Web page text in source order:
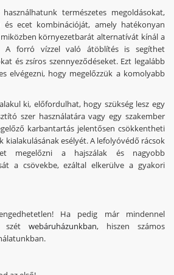
természetes megoldásokat,
és ecet kombinációját, amely hatékonyan
környezetbarát alternatívát kínál a
A forró vízzel való átöblítés is segíthet
és zsíros szennyeződéseket. Ezt legalább
elvégezni, hogy megelőzzük a komolyabb
ki, előfordulhat, hogy szükség lesz egy
szer használatára vagy egy szakember
karbantartás jelentősen csökkentheti
kialakulásának esélyét. A lefolyóvédő rácsok
megelőzni a hajszálak és nagyobb
a csövekbe, ezáltal elkerülve a gyakori
Ha pedig már mindennel
szét webáruházunkban, hiszen számos